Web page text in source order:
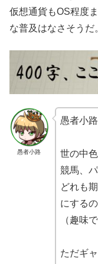
仮想通貨もOS程度
な普及はなさそうだ
愚者小路
愚者小路
世の中
競馬、
どれも
にする
（趣味
ただギ